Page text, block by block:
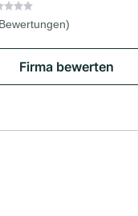
Firma bewerten